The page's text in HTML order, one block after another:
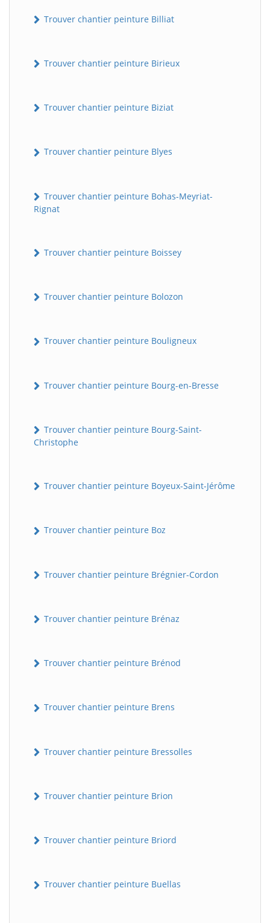
Trouver chantier peinture Billiat
Trouver chantier peinture Birieux
Trouver chantier peinture Biziat
Trouver chantier peinture Blyes
Trouver chantier peinture Bohas-Meyriat-
Rignat
Trouver chantier peinture Boissey
Trouver chantier peinture Bolozon
Trouver chantier peinture Bouligneux
Trouver chantier peinture Bourg-en-Bresse
Trouver chantier peinture Bourg-Saint-
Christophe
Trouver chantier peinture Boyeux-Saint-Jérôme
Trouver chantier peinture Boz
Trouver chantier peinture Brégnier-Cordon
Trouver chantier peinture Brénaz
Trouver chantier peinture Brénod
Trouver chantier peinture Brens
Trouver chantier peinture Bressolles
Trouver chantier peinture Brion
Trouver chantier peinture Briord
Trouver chantier peinture Buellas